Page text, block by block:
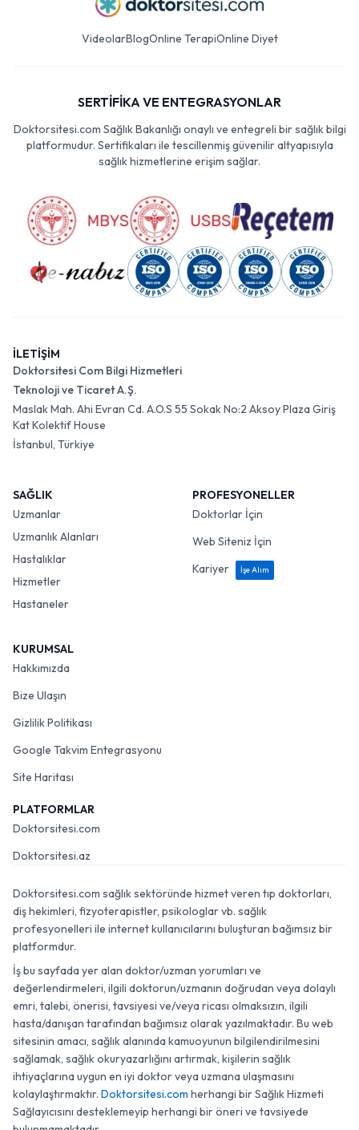
VideolarBlogOnline TerapiOnline Diyet
SERTİFİKA VE ENTEGRASYONLAR
Doktorsitesi.com Sağlık Bakanlığı onaylı ve entegreli bir sağlık bilgi
platformudur. Sertifikaları ile tescillenmiş güvenilir altyapısıyla
sağlık hizmetlerine erişim sağlar.
İLETİŞİM
Doktorsitesi Com Bilgi Hizmetleri
Teknoloji ve Ticaret A.Ş.
Maslak Mah. Ahi Evran Cd. A.O.S 55 Sokak No:2 Aksoy Plaza Giriş
Kat Kolektif House
İstanbul, Türkiye
SAĞLIK
Uzmanlar
Uzmanlık Alanları
Hastalıklar
Hizmetler
Hastaneler
PROFESYONELLER
Doktorlar İçin
Web Siteniz İçin
Kariyer
İşe Alım
KURUMSAL
Hakkımızda
Bize Ulaşın
Gizlilik Politikası
Google Takvim Entegrasyonu
Site Haritası
PLATFORMLAR
Doktorsitesi.com
Doktorsitesi.az
Doktorsitesi.com sağlık sektöründe hizmet veren tıp doktorları,
diş hekimleri, fizyoterapistler, psikologlar vb. sağlık
profesyonelleri ile internet kullanıcılarını buluşturan bağımsız bir
platformdur.
İş bu sayfada yer alan doktor/uzman yorumları ve
değerlendirmeleri, ilgili doktorun/uzmanın doğrudan veya dolaylı
emri, talebi, önerisi, tavsiyesi ve/veya ricası olmaksızın, ilgili
hasta/danışan tarafından bağımsız olarak yazılmaktadır. Bu web
sitesinin amacı, sağlık alanında kamuoyunun bilgilendirilmesini
sağlamak, sağlık okuryazarlığını artırmak, kişilerin sağlık
ihtiyaçlarına uygun en iyi doktor veya uzmana ulaşmasını
kolaylaştırmaktır. Doktorsitesi.com herhangi bir Sağlık Hizmeti
Sağlayıcısını desteklemeyip herhangi bir öneri ve tavsiyede